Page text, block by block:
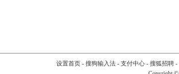
设置首页- 搜狗输入法- 支付中心- 搜狐招聘-